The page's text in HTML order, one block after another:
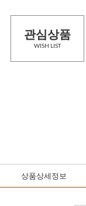
관심상품
WISH LIST
상품상세정보